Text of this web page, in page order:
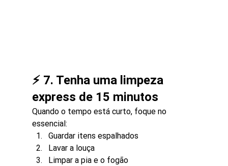
⚡ 7. Tenha uma limpeza
express de 15 minutos
Quando o tempo está curto, foque no
essencial:
Guardar itens espalhados
Lavar a louça
Limpar a pia e o fogão